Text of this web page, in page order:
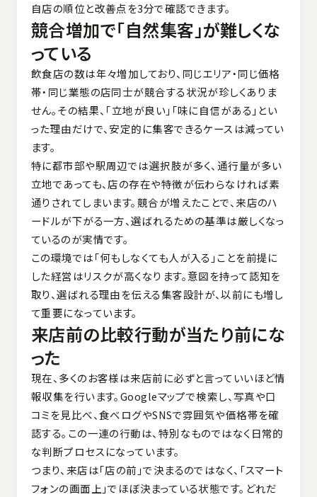
自店の順位と改善点を3分で確認できます。
競合増加で「自然集客」が難しくな
っている
飲食店の数は年々増加しており、同じエリア・同じ価格
帯・同じ業態の店同士が競合する状況が珍しくありま
せん。その結果、「立地が良い」「味に自信がある」とい
った理由だけで、安定的に集客できるケースは減ってい
ます。
特に都市部や駅周辺では選択肢が多く、通行量が多い
立地であっても、店の存在や特徴が伝わらなければ素
通りされてしまいます。競合が増えたことで、来店のハ
ードルが下がる一方、選ばれるための基準は厳しくなっ
ているのが実情です。
この環境では「何もしなくても人が入る」ことを前提に
した経営はリスクが高くなります。意図を持って認知を
取り、選ばれる理由を伝える集客設計が、以前にも増し
て重要になっています。
来店前の比較行動が当たり前にな
った
現在、多くのお客様は来店前に必ずと言っていいほど情
報収集を行います。Googleマップで検索し、写真や口
コミを見比べ、食べログやSNSで雰囲気や価格帯を確
認する。この一連の行動は、特別なものではなく日常的
な判断プロセスになっています。
つまり、来店は「店の前」で決まるのではなく、「スマート
フォンの画面上」でほぼ決まっている状態です。どれだ